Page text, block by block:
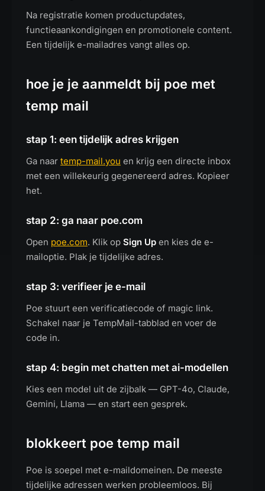
Na registratie komen productupdates,
functieaankondigingen en promotionele content.
Een tijdelijk e-mailadres vangt alles op.
hoe je je aanmeldt bij poe met
temp mail
stap 1: een tijdelijk adres krijgen
Ga naar temp-mail.you en krijg een directe inbox
met een willekeurig gegenereerd adres. Kopieer
het.
stap 2: ga naar poe.com
Open poe.com. Klik op Sign Up en kies de e-
mailoptie. Plak je tijdelijke adres.
stap 3: verifieer je e-mail
Poe stuurt een verificatiecode of magic link.
Schakel naar je TempMail-tabblad en voer de
code in.
stap 4: begin met chatten met ai-modellen
Kies een model uit de zijbalk — GPT-4o, Claude,
Gemini, Llama — en start een gesprek.
blokkeert poe temp mail
Poe is soepel met e-maildomeinen. De meeste
tijdelijke adressen werken probleemloos. Bij